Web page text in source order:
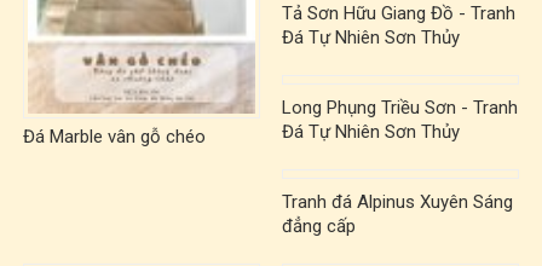
Đá Marble vân gỗ chéo
Tả Sơn Hữu Giang Đồ - Tranh
Đá Tự Nhiên Sơn Thủy
Long Phụng Triều Sơn - Tranh
Đá Tự Nhiên Sơn Thủy
Tranh đá Alpinus Xuyên Sáng
đẳng cấp